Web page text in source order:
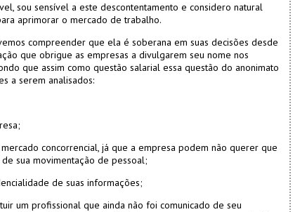
sou sensível a este descontentamento e considero natural
aprimorar o mercado de trabalho.
compreender que ela é soberana em suas decisões desde
que obrigue as empresas a divulgarem seu nome nos
que assim como questão salarial essa questão do anonimato
a serem analisados:
concorrencial, já que a empresa podem não querer que
sua movimentação de pessoal;
de suas informações;
um profissional que ainda não foi comunicado de seu